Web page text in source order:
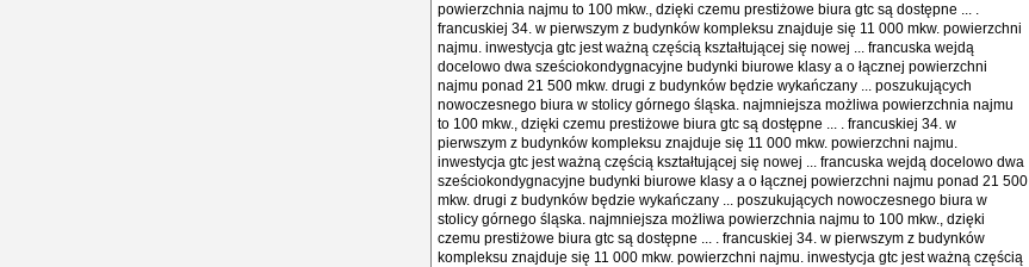
powierzchnia najmu to 100 mkw., dzięki czemu prestiżowe biura gtc są dostępne ... .
francuskiej 34. w pierwszym z budynków kompleksu znajduje się 11 000 mkw. powierzchni
najmu. inwestycja gtc jest ważną częścią kształtującej się nowej ... francuska wejdą
docelowo dwa sześciokondygnacyjne budynki biurowe klasy a o łącznej powierzchni
najmu ponad 21 500 mkw. drugi z budynków będzie wykańczany ... poszukujących
nowoczesnego biura w stolicy górnego śląska. najmniejsza możliwa powierzchnia najmu
to 100 mkw., dzięki czemu prestiżowe biura gtc są dostępne ... . francuskiej 34. w
pierwszym z budynków kompleksu znajduje się 11 000 mkw. powierzchni najmu.
inwestycja gtc jest ważną częścią kształtującej się nowej ... francuska wejdą docelowo dwa
sześciokondygnacyjne budynki biurowe klasy a o łącznej powierzchni najmu ponad 21 500
mkw. drugi z budynków będzie wykańczany ... poszukujących nowoczesnego biura w
stolicy górnego śląska. najmniejsza możliwa powierzchnia najmu to 100 mkw., dzięki
czemu prestiżowe biura gtc są dostępne ... . francuskiej 34. w pierwszym z budynków
kompleksu znajduje się 11 000 mkw. powierzchni najmu. inwestycja gtc jest ważną częścią